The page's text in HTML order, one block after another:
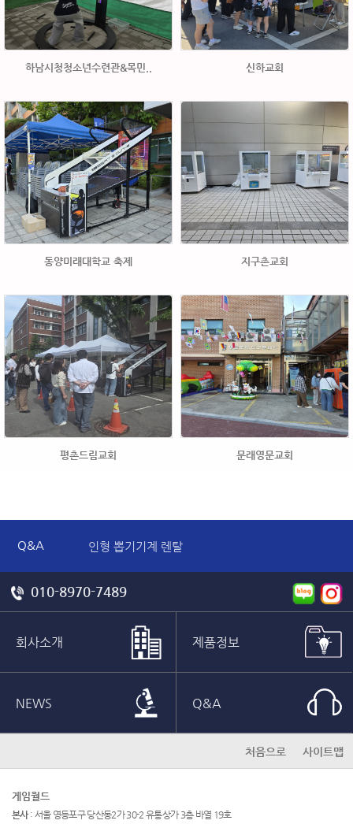
하남시청청소년수련관&목민.. 신하교회
동양미래대학교 축제 지구촌교회
평촌드림교회 문래영문교회
Q&A
인형 뽑기기계 렌탈
노래하는 두더지 견적 문의 드립니다.
해머머신 렌탈 문의 드립니다
010-8970-7489
회사소개 제품정보
NEWS Q&A
처음으로 사이트맵
게임월드
본사: 서울 영등포구 당산동2가 30-2 유통상가 3층 바열 19호